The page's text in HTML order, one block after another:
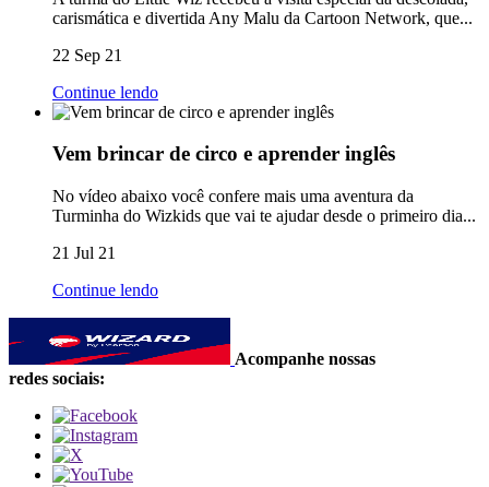
carismática e divertida Any Malu da Cartoon Network, que...
22 Sep 21
Continue lendo
Vem brincar de circo e aprender inglês
No vídeo abaixo você confere mais uma aventura da
Turminha do Wizkids que vai te ajudar desde o primeiro dia...
21 Jul 21
Continue lendo
Acompanhe nossas
redes sociais: